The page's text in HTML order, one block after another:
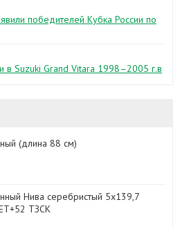
победителей Кубка России по
в Suzuki Grand Vitara 1998–2005 г.в
(длина 88 см)
Нива серебристый 5x139,7
ТЗСК